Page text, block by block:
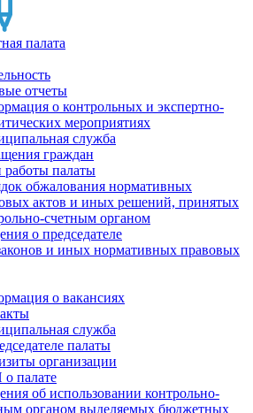
палата
отчеты
о контрольных и экспертно-
мероприятиях
служба
граждан
работы палаты
обжалования нормативных
актов и иных решений, принятых
счетным органом
о председателе
и иных нормативных правовых
о вакансиях
служба
палаты
организации
палате
об использовании контрольно-
органом выделяемых бюджетных